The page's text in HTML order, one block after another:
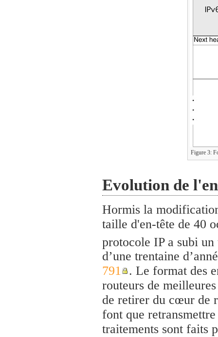
Figure 3:
Evolution de
Hormis la
taille d'en-tête de 40
protocole IP a subi un
d’une trentaine
791
. Le format des
routeurs de
de retirer du cœur de
font que
traitements sont faits